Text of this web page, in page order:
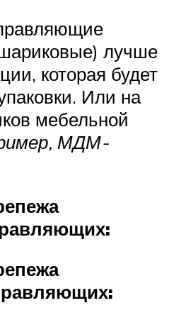
лучше
которая будет
Или на
мебельной
МДМ-